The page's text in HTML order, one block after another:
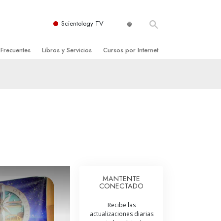
Scientology TV
Libros y Servicios Cursos por Internet
La Integridad y la Honestidad
El Matrimonio
La Escala Tonal Emocional
MANTENTE
CONECTADO
Recibe las
actualizaciones diarias